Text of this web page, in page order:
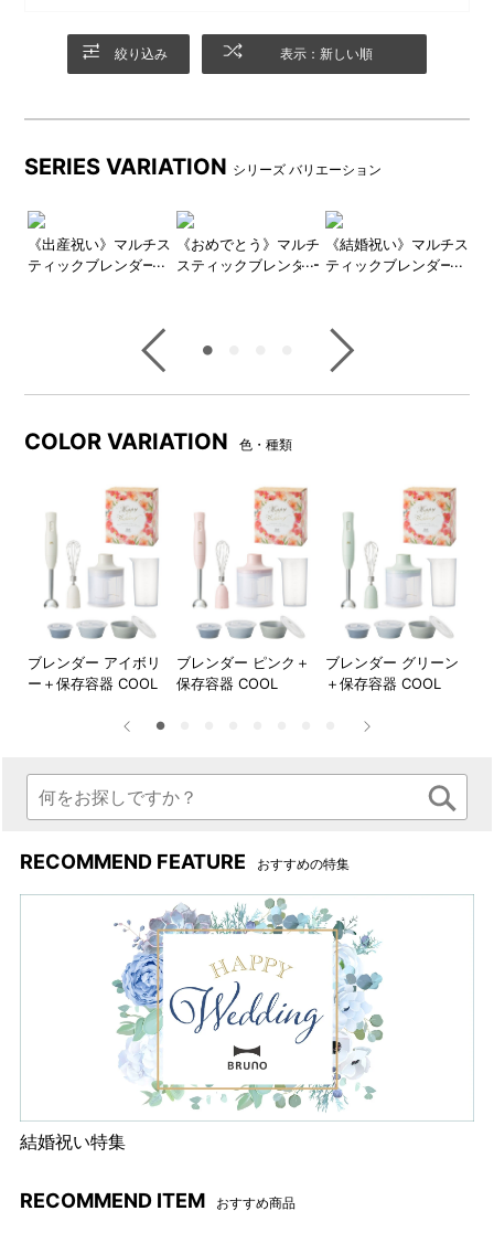
ださい。
ザイン。毎日手軽に使いやす
だけ作動するので使い方も簡
本体表面のゴールドのロゴが
パッケージ
●セラミック保存容器セット
ウル3点セット。
保存や温めに便利な樹脂製の蓋が付いており、蓋の空気弁を開
けばレンジで加熱可。加熱後はそのまま食卓に並べられます。
「COOL」と「WARM」の2色からお選びいただけます。
絞り込み 表示：新しい順
SERIES VARIATION シリーズ バリエーション
《出産祝い》マルチス
ティックブレンダー2
《おめでとう》マルチ
スティックブレンダー
《結婚祝い》マルチス
ティックブレンダー
COLOR VARIATION 色・種類
ブレンダー アイボリ
ー＋保存容器 COOL
ブレンダー ピンク＋
保存容器 COOL
ブレンダー グリーン
＋保存容器 COOL
RECOMMEND FEATURE おすすめの特集
結婚祝い特集
RECOMMEND ITEM おすすめ商品